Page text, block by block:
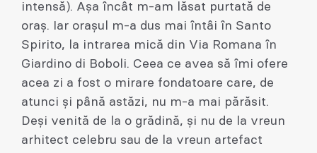
intensă). Aşa încât m-am lăsat purtată de
oraş. Iar oraşul m-a dus mai întâi în Santo
Spirito, la intrarea mică din Via Romana în
Giardino di Boboli. Ceea ce avea să îmi ofere
acea zi a fost o mirare fondatoare care, de
atunci şi până astăzi, nu m-a mai părăsit.
Deşi venită de la o grădină, şi nu de la vreun
arhitect celebru sau de la vreun artefact